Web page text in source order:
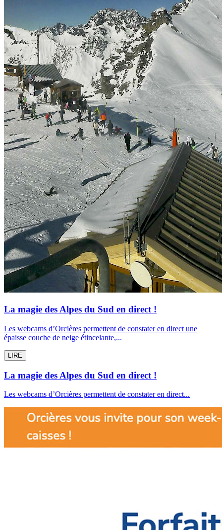
La magie des Alpes du Sud en direct !
Les webcams d’Orcières permettent de constater en direct une
épaisse couche de neige étincelante,...
LIRE
La magie des Alpes du Sud en direct !
Les webcams d’Orcières permettent de constater en direct...